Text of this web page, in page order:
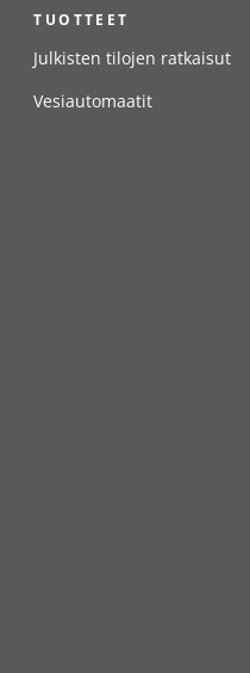
TUOTTEET
Julkisten tilojen ratkaisut
Vesiautomaatit